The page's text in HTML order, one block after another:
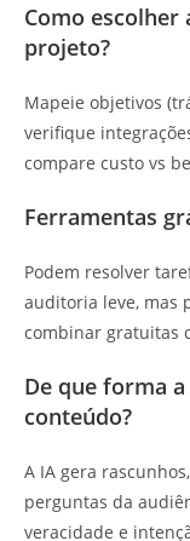
Como
projeto?
Mapeie objetivos
verifique
compare custo vs
Ferramentas
Podem resolver
auditoria leve, mas
combinar gratuitas
De que forma
conteúdo?
A IA gera
perguntas da
veracidade e